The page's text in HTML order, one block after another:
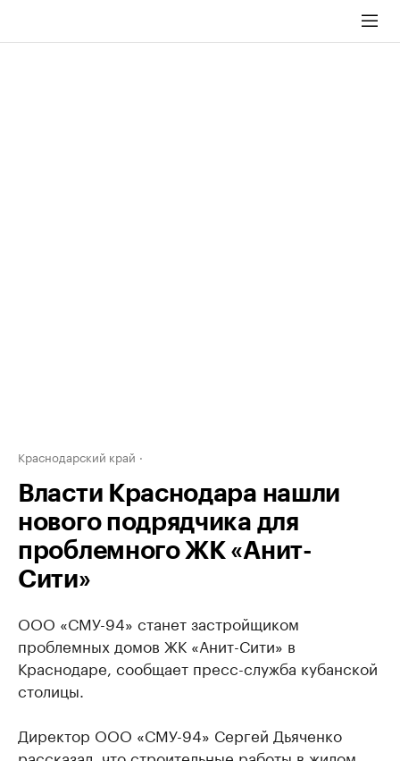
Краснодарский край
Власти Краснодара нашли
нового подрядчика для
проблемного ЖК «Анит-
Сити»
ООО «СМУ-94» станет застройщиком
проблемных домов ЖК «Анит-Сити» в
Краснодаре, сообщает пресс-служба кубанской
столицы.
Директор ООО «СМУ-94» Сергей Дьяченко